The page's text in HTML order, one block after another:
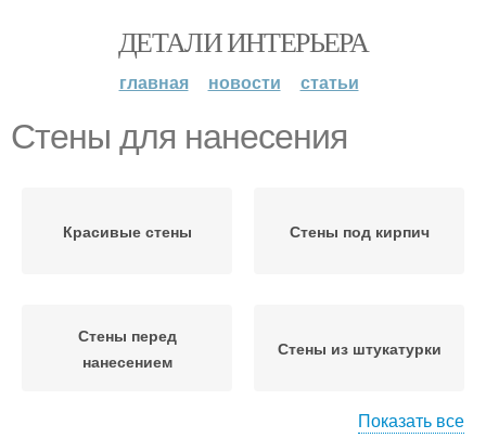
ДЕТАЛИ ИНТЕРЬЕРА
главная новости статьи
Стены для нанесения
Красивые стены Стены под кирпич
Стены перед
нанесением
Стены из штукатурки
Показать все